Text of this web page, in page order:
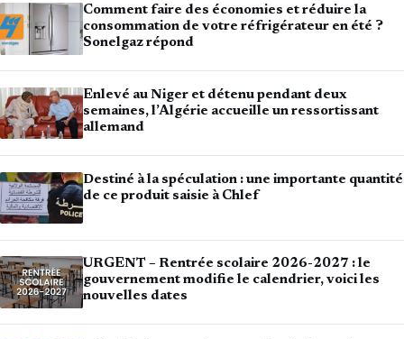
Comment faire des économies et réduire la
consommation de votre réfrigérateur en été ?
Sonelgaz répond
Enlevé au Niger et détenu pendant deux
semaines, l’Algérie accueille un ressortissant
allemand
Destiné à la spéculation : une importante quantité
de ce produit saisie à Chlef
URGENT – Rentrée scolaire 2026-2027 : le
gouvernement modifie le calendrier, voici les
nouvelles dates